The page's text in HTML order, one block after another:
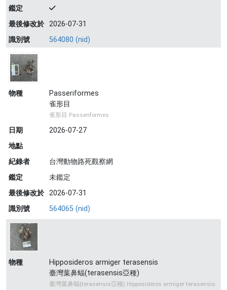
鑑定
最後修改於 2026-07-31
識別號
564080 (nid)
物種
Passeriformes
雀形目
雀形目 Passeriformes
日期
2026-07-27
地點
紀錄者
台灣動物路死觀察網
鑑定
未鑑定
最後修改於 2026-07-31
識別號
564065 (nid)
物種
Hipposideros armiger terasensis
臺灣葉鼻蝠(terasensis亞種)
臺灣葉鼻蝠(terasensis亞種) Hipposideros armiger terasensis